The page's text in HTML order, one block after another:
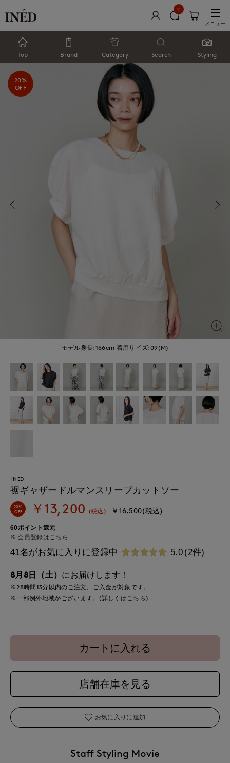
2
メニュー
Top Brand Category Search Styling
モデル身長:166cm 着用サイズ:09(M)
20%
OFF
INED
裾ギャザードルマンスリーブカットソー
20%
OFF ￥13,200 (税込) ￥16,500(税込)
60ポイント還元
会員登録はこちら
41名がお気に入りに登録中 5.0 (2件)
8月8日（土） にお届けします！
※28時間13分以内のご注文、ご入金が対象です。
※一部例外地域がございます。(詳しくは こちら )
カートに入れる
店舗在庫を見る
お気に入りに追加
Staff Styling Movie